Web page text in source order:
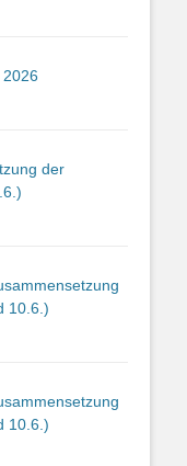
der
10.6.)
10.6.)